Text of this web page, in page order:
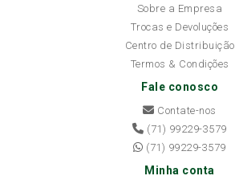
Sobre a Empresa
Trocas e Devoluções
Centro de Distribuição
Termos & Condições
Fale conosco
Contate-nos
(71) 99229-3579
(71) 99229-3579
Minha conta